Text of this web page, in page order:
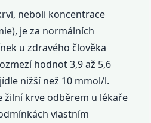
neboli koncentrace
je za normálních
u zdravého člověka
hodnot 3,9 až 5,6
nižší než 10 mmol/l.
žilní krve odběrem u lékaře
vlastním